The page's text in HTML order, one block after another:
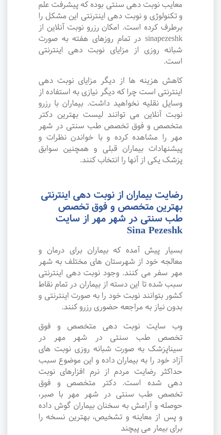
معایب نوبت دهی سنتی بوده که پیشرفت علم
و تکنولوژی و نوبت دهی اینترنتی این مشکل را
برطرف کرده است. امکان رزرو نوبت آنلاین از
sinapezeshk در تمام روزهای هفته به صورت
شبانه روزی از مزایای نوبت دهی اینترنتی
است.
کاهش هزینه ها از دیگر مزایای نوبت دهی
اینترنتی است چرا که دیگر نیازی به استفاده از
وسایل نقلیه نخواهید داشت. بیماران با رزرو
نوبت آنلاین می توانند لیست بهترین دکتر
متخصص و فوق تخصص طب سنتی در شهر
مهر را مشاهده کرده و با خواندن نظرات و
پیشنهادات بیماران قبلی و همچنین سوابق
پزشک یکی از آنها را انتخاب کنند.
رضایت بیماران از نوبت دهی اینترنتی
بهترین متخصص و فوق تخصص
طب سنتی در شهر مهر از سایت
Sina Pezeshk
بسیار پیش آمده که بیماران برای درمان و
معالجه خود از شهرستان های مختلف به شهر
مهر سفر می کنند. وجود نوبت دهی اینترنتی
سبب شده تا این دسته از بیماران در تمام نقاط
کشور بتوانند نوبت خود را به صورت اینترنتی و
بدون نیاز به مراجعه حضوری رزرو کنند.
وب سایت نوبت دهی متخصص و فوق
تخصص طب سنتی در شهر مهر در
سیناپزشک به صورت شبانه روزی نوبت های
آزاد خود را به بیماران داده و این موضوع سبب
حداکثر رضایت مردم از نرم افزارهای نوبت
دهی شده است. دکتر متخصص و فوق
تخصص طب سنتی در شهر مهر با صبر،
حوصله و آرامش به سخنان بیماران گوش داده
و پس از معاینه و تشخیص، بهترین نسخه را
برای بیمار می پیچند